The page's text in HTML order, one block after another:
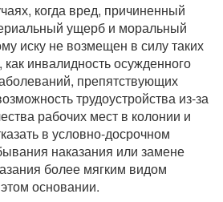
когда вред, причиненный
ущерб и моральный
иску не возмещен в силу таких
инвалидность осужденного
препятствующих
трудоустройства из-за
рабочих мест в колонии и
в условно-досрочном
наказания или замене
более мягким видом
основании.